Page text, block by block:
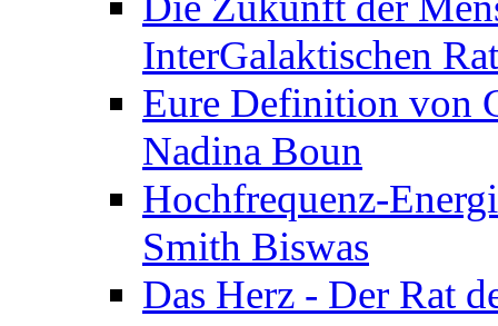
InterGalaktischen
Eure Definition von
Nadina Boun
Hochfrequenz-
Smith Biswas
Das Herz - Der Rat